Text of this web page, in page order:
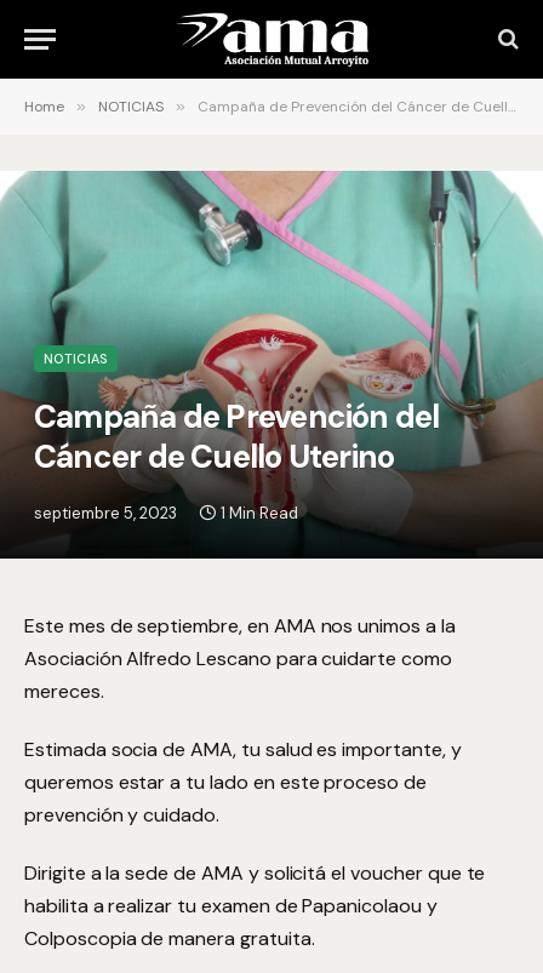
Home » NOTICIAS » Campaña de Prevención del Cáncer de Cuello Uterino
NOTICIAS
Campaña de Prevención del
Cáncer de Cuello Uterino
septiembre 5, 2023 1 Min Read
Este mes de septiembre, en AMA nos unimos a la
Asociación Alfredo Lescano para cuidarte como
mereces.
Estimada socia de AMA, tu salud es importante, y
queremos estar a tu lado en este proceso de
prevención y cuidado.
Dirigite a la sede de AMA y solicitá el voucher que te
habilita a realizar tu examen de Papanicolaou y
Colposcopia de manera gratuita.